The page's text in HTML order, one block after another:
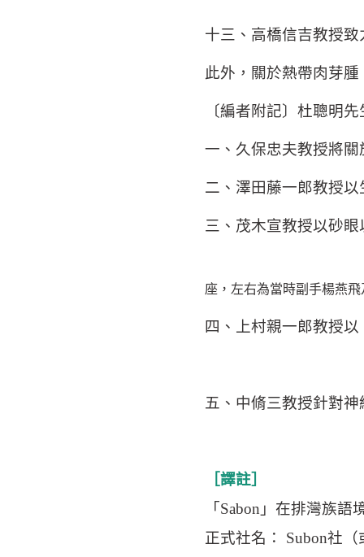
十三、高橋信吉教授
此外，關於熱帶肉芽
〔編者附記〕杜聰明
一、久保忠夫教授將
二、澤田藤一郎教授
三、茂木宣教授以砂
座，左右為當時副手楊燕
四、上村親一郎教授
五、中脩三教授針對
［譯註］
「Sabon」在排灣族
正式社名： Subon社